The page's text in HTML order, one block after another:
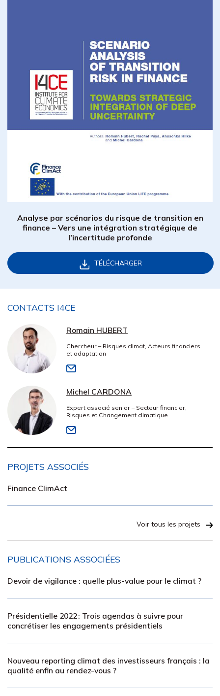
Analyse par scénarios du risque de transition en
finance – Vers une intégration stratégique de
l’incertitude profonde
TÉLÉCHARGER
CONTACTS I4CE
Romain HUBERT
Chercheur – Risques climat, Acteurs financiers
et adaptation
Michel CARDONA
Expert associé senior – Secteur financier,
Risques et Changement climatique
PROJETS ASSOCIÉS
Finance ClimAct
Voir tous les projets
PUBLICATIONS ASSOCIÉES
Devoir de vigilance : quelle plus-value pour le climat ?
Présidentielle 2022 : Trois agendas à suivre pour
concrétiser les engagements présidentiels
Nouveau reporting climat des investisseurs français : la
qualité enfin au rendez-vous ?